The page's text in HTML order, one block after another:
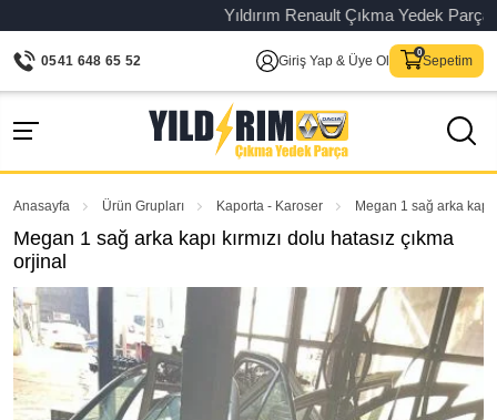
Yıldırım Renault Çıkma Yedek Parça
0541 648 65 52 Giriş Yap & Üye Ol Sepetim
Anasayfa Ürün Grupları Kaporta - Karoser Megan 1 sağ arka kapı
Megan 1 sağ arka kapı kırmızı dolu hatasız çıkma
orjinal